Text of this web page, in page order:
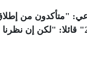
"متأكدون من
التحقيق"، لكنه استدرك في تصريح